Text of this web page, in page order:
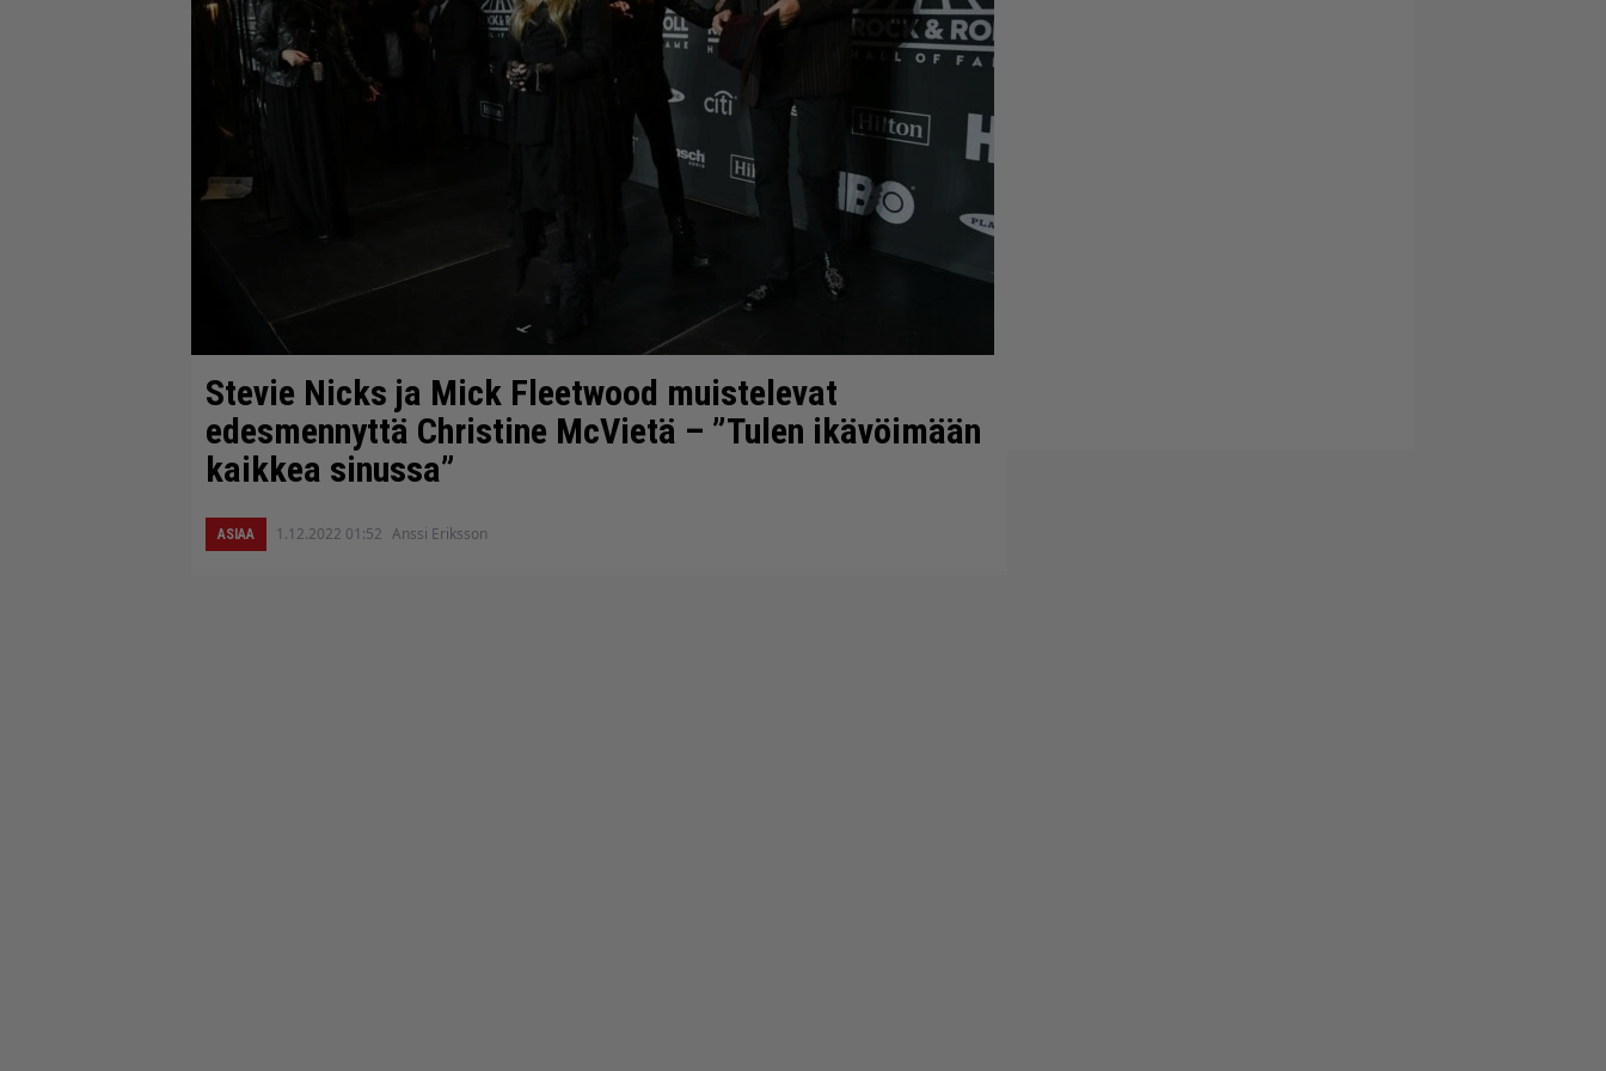
Stevie Nicks ja Mick Fleetwood muistelevat
edesmennyttä Christine McVietä – ”Tulen ikävöimään
kaikkea sinussa”
ASIAA 1.12.2022 01:52 Anssi Eriksson